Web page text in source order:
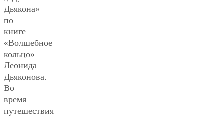
Дьякона»
по
книге
«Волшебное
кольцо»
Леонида
Дьяконова.
Во
время
путешествия